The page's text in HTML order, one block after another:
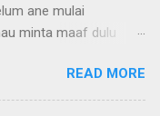
ane mulai
minta maaf dulu
korban-korban
dari judul, pasti
READ MORE